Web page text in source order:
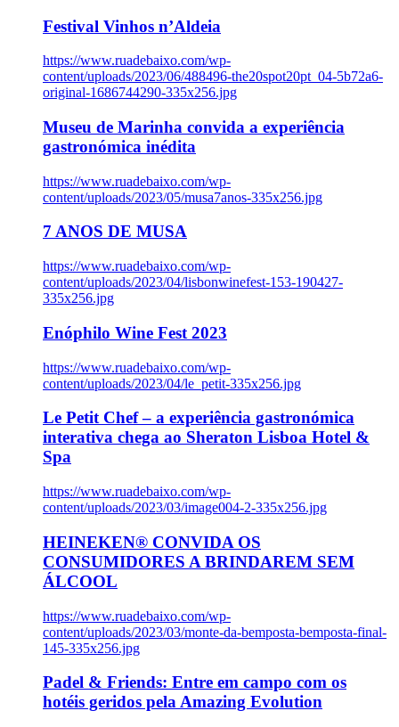
Festival Vinhos n’Aldeia
https://www.ruadebaixo.com/wp-
content/uploads/2023/06/488496-the20spot20pt_04-5b72a6-
original-1686744290-335x256.jpg
Museu de Marinha convida a experiência
gastronómica inédita
https://www.ruadebaixo.com/wp-
content/uploads/2023/05/musa7anos-335x256.jpg
7 ANOS DE MUSA
https://www.ruadebaixo.com/wp-
content/uploads/2023/04/lisbonwinefest-153-190427-
335x256.jpg
Enóphilo Wine Fest 2023
https://www.ruadebaixo.com/wp-
content/uploads/2023/04/le_petit-335x256.jpg
Le Petit Chef – a experiência gastronómica
interativa chega ao Sheraton Lisboa Hotel &
Spa
https://www.ruadebaixo.com/wp-
content/uploads/2023/03/image004-2-335x256.jpg
HEINEKEN® CONVIDA OS
CONSUMIDORES A BRINDAREM SEM
ÁLCOOL
https://www.ruadebaixo.com/wp-
content/uploads/2023/03/monte-da-bemposta-bemposta-final-
145-335x256.jpg
Padel & Friends: Entre em campo com os
hotéis geridos pela Amazing Evolution